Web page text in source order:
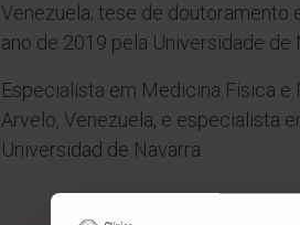
Venezuela; tese de doutoramento
ano de 2019 pela Universidade de
Especialista em Medicina Física e
Arvelo, Venezuela, e especialista
Universidad de Navarra.